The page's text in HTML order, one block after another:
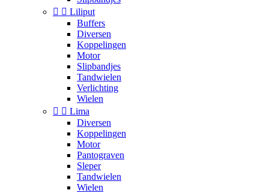
  Liliput
Buffers
Diversen
Koppelingen
Motor
Slipbandjes
Tandwielen
Verlichting
Wielen
  Lima
Diversen
Koppelingen
Motor
Pantograven
Sleper
Tandwielen
Wielen